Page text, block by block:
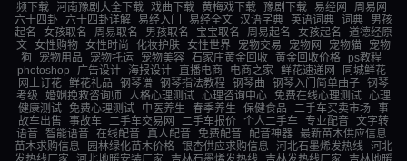
频下载
河南豫剧大全下载 戏曲下载 黄梅戏下载 豫剧下载 易经网
周易网
六十四卦
六十四卦详解 易经入门 易经全文 汉语字典 英语词典 词典
男孩
起名
女孩取名 周易取名 男孩取名 宝宝取名 周易起名 女孩起名
道德经原
文 女性购物 女性时尚 化妆护肤 女性世界 宠物交易 宠物网 宠物猫
宠物
狗
宠物用品 宠物托运 宠物美容 石家庄黄金回收 黄金回收价格
ps教程
photoshop
广告设计 海报设计 直播电商 电商之家 鲜花速递网
同城鲜花
网上订花 鲜花礼品 钢琴谱 钢琴指法教程 钢琴曲 钢琴入门简单曲子 钢琴
考级
婚姻挽救咨询师 人格心理测试 心理咨询中心 免费在线心理测试 心理
健康测试
免费心理测试 中医养生 春季养生 保健食品 二手车买卖市场
事
故车出售
事故车 二手车交易网 二手车报价 个人二手车 专业配音 文字转
语音
智能语音 在线配音 真人配音 免费配音 配音神器
最新苗木供应信息
苗木求购信息
园林绿化苗木价格 银杏供应求购信息 河北石墨烯发热线
河北